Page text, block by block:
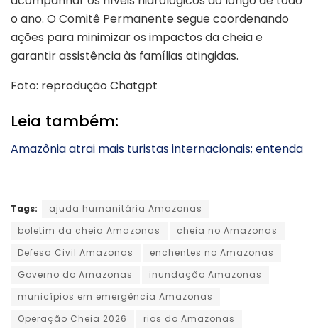
o ano. O Comitê Permanente segue coordenando
ações para minimizar os impactos da cheia e
garantir assistência às famílias atingidas.
Foto: reprodução Chatgpt
Leia também:
Amazônia atrai mais turistas internacionais; entenda
Tags:
ajuda humanitária Amazonas
boletim da cheia Amazonas
cheia no Amazonas
Defesa Civil Amazonas
enchentes no Amazonas
Governo do Amazonas
inundação Amazonas
municípios em emergência Amazonas
Operação Cheia 2026
rios do Amazonas